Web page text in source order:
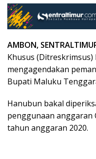
AMBON,
Khusus
mengagendakan
Bupati Maluku
Hanubun bakal
penggunaan anggaran
tahun anggaran 2020.